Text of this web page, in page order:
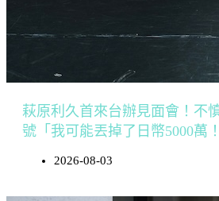
萩原利久首來台辦見面會！不
號「我可能丟掉了日幣5000萬！
2026-08-03